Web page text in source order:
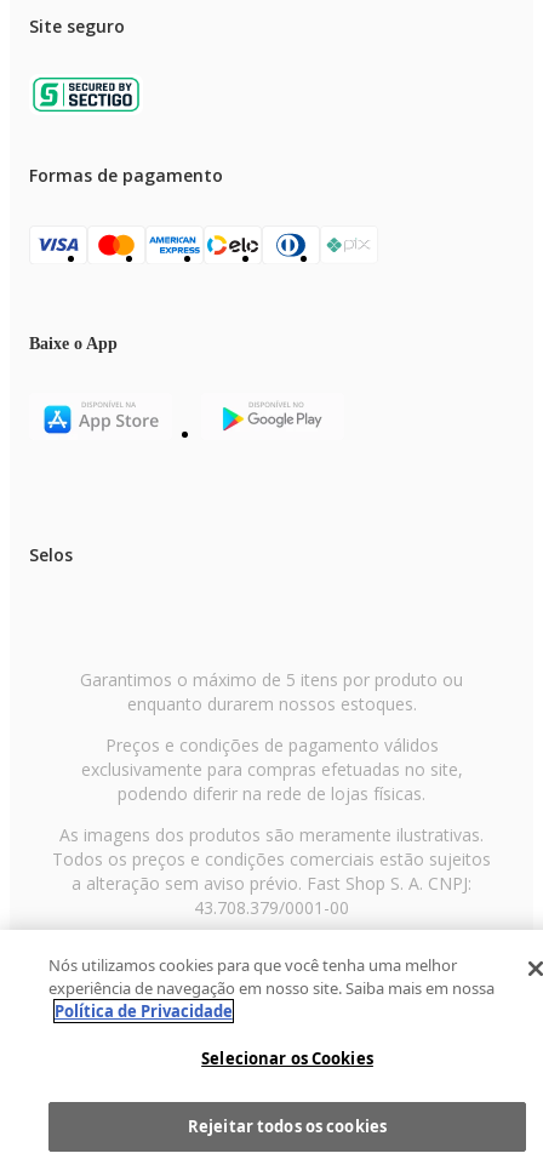
Site seguro
Formas de pagamento
Baixe o App
Selos
Garantimos o máximo de 5 itens por produto ou
enquanto durarem nossos estoques.
Preços e condições de pagamento válidos
exclusivamente para compras efetuadas no site,
podendo diferir na rede de lojas físicas.
As imagens dos produtos são meramente ilustrativas.
Todos os preços e condições comerciais estão sujeitos
a alteração sem aviso prévio. Fast Shop S. A. CNPJ:
43.708.379/0001-00
Paulo/SP, CEP 02029-001, Telefone: 11 3003-3728 ©
2013 Fast Shop - Todos os direitos reservadosRF
Nós utilizamos cookies para que você tenha uma melhor
experiência de navegação em nosso site. Saiba mais em nossa
Política de Privacidade
Selecionar os Cookies
Rejeitar todos os cookies